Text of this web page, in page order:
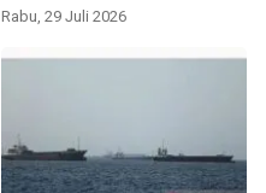
Rabu, 29 Juli 2026